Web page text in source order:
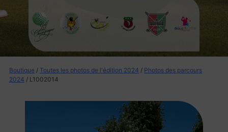
Boutique / Toutes les photos de l'édition 2024 / Photos des parcours
2024 / L1002014